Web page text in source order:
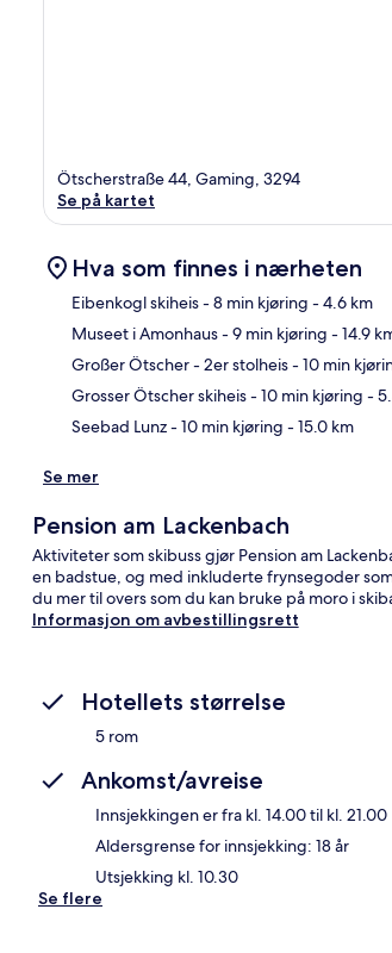
Ötscherstraße 44, Gaming, 3294
Se på kartet
Hva som finnes i nærheten
Eibenkogl skiheis- 8 min kjøring - 4.6 km
Museet i Amonhaus- 9 min kjøring - 14.9
Großer Ötscher - 2er stolheis- 10 min
Grosser Ötscher skiheis- 10 min kjøring -
Seebad Lunz- 10 min kjøring - 15.0 km
Se mer
Pension am Lackenbach
Aktiviteter som skibuss gjør Pension am
en badstue, og med inkluderte frynsegoder
du mer til overs som du kan bruke på moro i
Informasjon om avbestillingsrett
Hotellets størrelse
5 rom
Ankomst/avreise
Innsjekkingen er fra kl. 14.00 til kl. 21.00
Aldersgrense for innsjekking: 18 år
Utsjekking kl. 10.30
Se flere